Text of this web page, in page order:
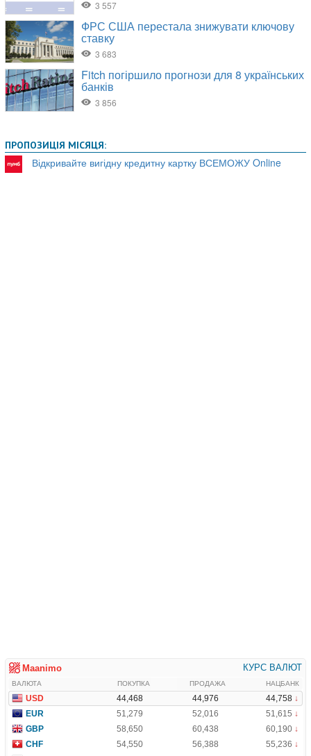
ПРОПОЗИЦІЯ МІСЯЦЯ:
Відкривайте вигідну кредитну картку ВСЕМОЖУ Online